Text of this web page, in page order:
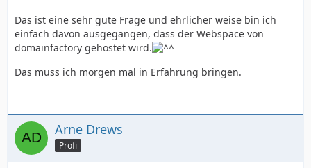
Das ist eine sehr gute Frage und ehrlicher weise bin ich
einfach davon ausgegangen, dass der Webspace von
domainfactory gehostet wird.
Das muss ich morgen mal in Erfahrung bringen.
Arne Drews
Profi